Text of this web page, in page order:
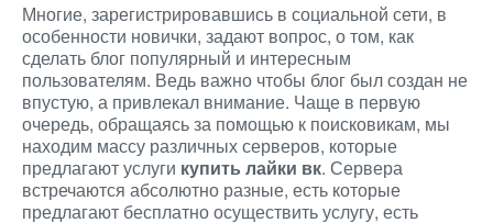
Многие, зарегистрировавшись в социальной сети, в
особенности новички, задают вопрос, о том, как
сделать блог популярный и интересным
пользователям. Ведь важно чтобы блог был создан не
впустую, а привлекал внимание. Чаще в первую
очередь, обращаясь за помощью к поисковикам, мы
находим массу различных серверов, которые
предлагают услуги купить лайки вк. Сервера
встречаются абсолютно разные, есть которые
предлагают бесплатно осуществить услугу, есть